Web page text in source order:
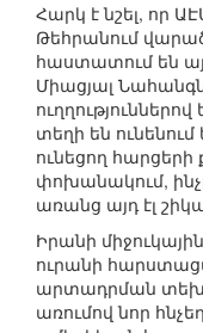
Հարկ է նշել, որ
Թեհրանում
հաստատում են
Միացյալ
տեղի են
ունեցող հարցերի
փոխանակում, ինչը
առանց այդ էլ
Իրանի
ուրանի
արտադրման
առումով նոր